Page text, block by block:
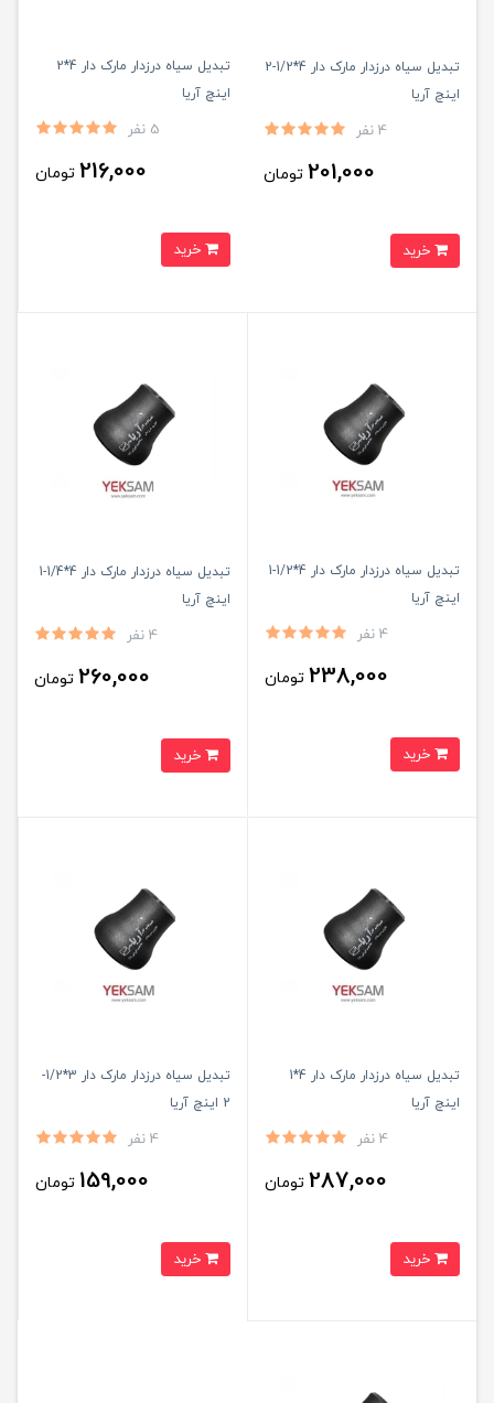
تبدیل سیاه درزدار مارک دار 4*1/2-2
اینچ آریا
4 نفر
201,000 تومان
تبدیل سیاه درزدار مارک دار 4*2
اینچ آریا
5 نفر
216,000 تومان
تبدیل سیاه درزدار مارک دار 4*1/2-1
اینچ آریا
4 نفر
238,000 تومان
تبدیل سیاه درزدار مارک دار 4*1/4-1
اینچ آریا
4 نفر
260,000 تومان
تبدیل سیاه درزدار مارک دار 4*1
اینچ آریا
4 نفر
287,000 تومان
تبدیل سیاه درزدار مارک دار 3*1/2-
2 اینچ آریا
4 نفر
159,000 تومان